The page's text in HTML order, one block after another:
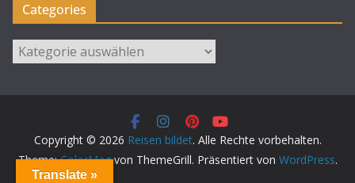
Categories
Categories
Copyright © 2026 Reisen bildet. Alle Rechte vorbehalten.
Theme:ColorMagvon ThemeGrill. Präsentiert von WordPress.
Translate »